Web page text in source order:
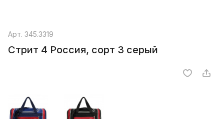
Арт. 345.3319
Стрит 4 Россия, сорт 3 серый